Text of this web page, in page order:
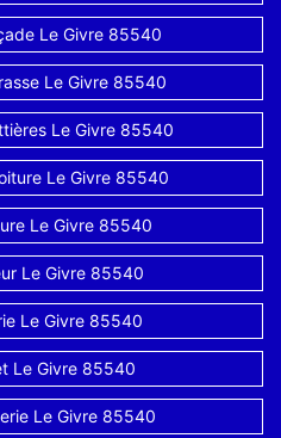
Le Givre 85540
Le Givre 85540
Le Givre 85540
Le Givre 85540
Le Givre 85540
Le Givre 85540
Le Givre 85540
Le Givre 85540
Le Givre 85540